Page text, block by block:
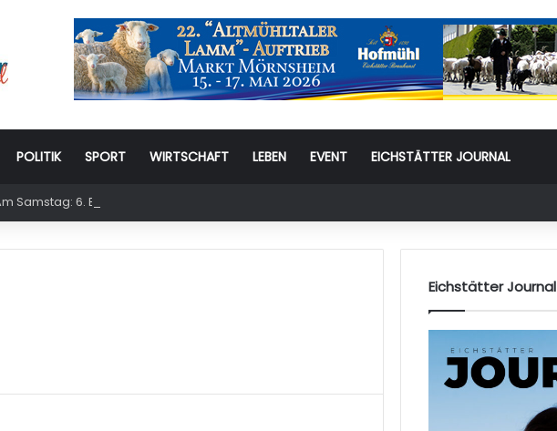
POLITIK SPORT WIRTSCHAFT LEBEN EVENT EICHSTÄTTER JOURNAL
Samstag: 6. Eichstätter Kinder- und Jugendtag – für ganze Familie
Eichstätter Journal